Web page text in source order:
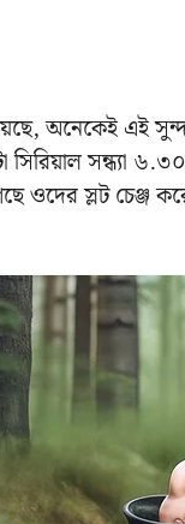
অনেকেই এই
সন্ধ্যা
স্লট চেঞ্জ